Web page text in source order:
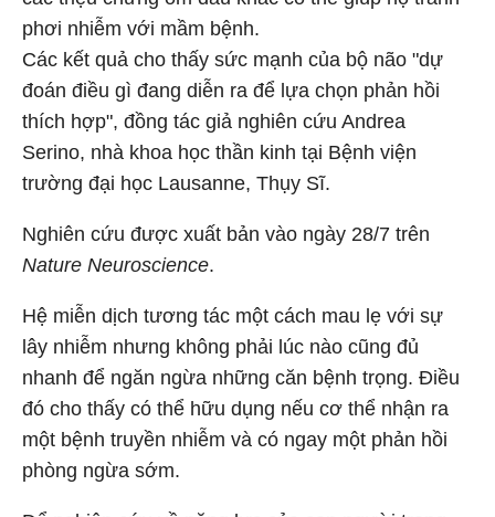
phơi nhiễm với mầm bệnh.
Các kết quả cho thấy sức mạnh của bộ não "dự
đoán điều gì đang diễn ra để lựa chọn phản hồi
thích hợp", đồng tác giả nghiên cứu Andrea
Serino, nhà khoa học thần kinh tại Bệnh viện
trường đại học Lausanne, Thụy Sĩ.
Nghiên cứu được xuất bản vào ngày 28/7 trên
Nature Neuroscience.
Hệ miễn dịch tương tác một cách mau lẹ với sự
lây nhiễm nhưng không phải lúc nào cũng đủ
nhanh để ngăn ngừa những căn bệnh trọng. Điều
đó cho thấy có thể hữu dụng nếu cơ thể nhận ra
một bệnh truyền nhiễm và có ngay một phản hồi
phòng ngừa sớm.